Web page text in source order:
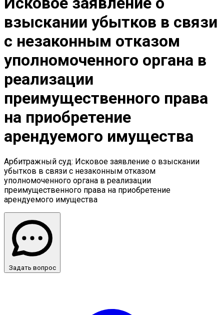
взыскании убытков в связи
с незаконным отказом
уполномоченного органа в
реализации
преимущественного права
на приобретение
арендуемого имущества
Арбитражный суд: Исковое заявление о взыскании
убытков в связи с незаконным отказом
уполномоченного органа в реализации
преимущественного права на приобретение
арендуемого имущества
Задать вопрос